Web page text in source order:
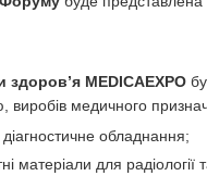
MEDICAEXPO
виробів медичного
обладнання;
матеріали для радіології